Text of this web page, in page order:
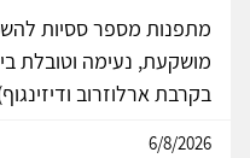
מתפנות מספר ססיות
מושקעת, נעימה וטובלת
בקרבת ארלוזרוב
6/8/2026